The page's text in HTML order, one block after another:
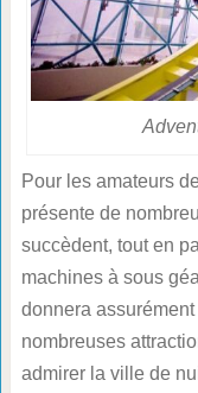
Pour les amateurs
présente de
succèdent, tout en
machines à sous
donnera
nombreuses
admirer la ville de